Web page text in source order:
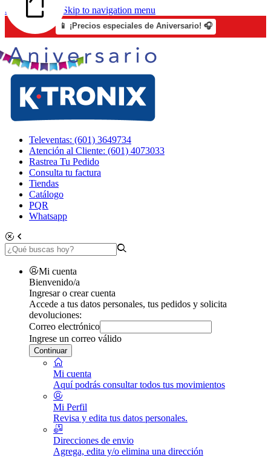
Skip to content Skip to navigation menu
📱 ¡Precios especiales de Aniversario! 🎧
Televentas: (601) 3649734
Atención al Cliente: (601) 4073033
Rastrea Tu Pedido
Consulta tu factura
Tiendas
Catálogo
PQR
Whatsapp
Mi cuenta
Bienvenido/a
Ingresar o crear cuenta
Accede a tus datos personales, tus pedidos y solicita
devoluciones:
Correo electrónico
Ingrese un correo válido
Continuar
Mi cuenta
Aquí podrás consultar todos tus movimientos
Mi Perfil
Revisa y edita tus datos personales.
Direcciones de envio
Agrega, edita y/o elimina una dirección